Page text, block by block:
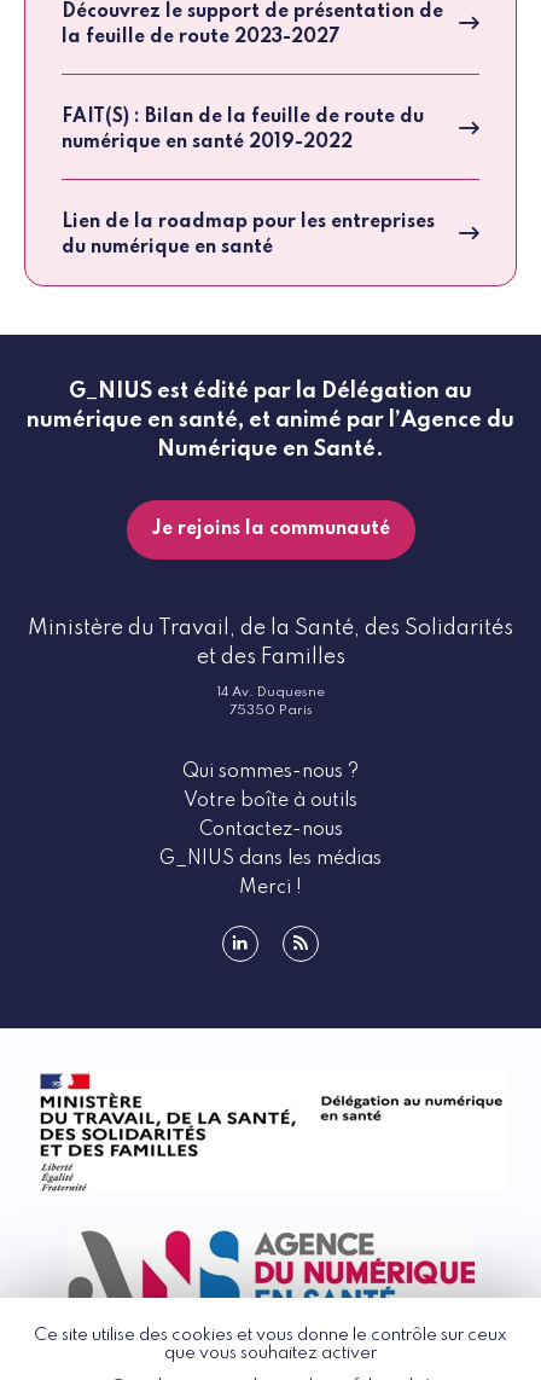
Ce site utilise des cookies et vous donne le contrôle sur ceux
que vous souhaitez activer
Découvrez le support de présentation de
la feuille de route 2023-2027
FAIT(S) : Bilan de la feuille de route du
numérique en santé 2019-2022
Lien de la roadmap pour les entreprises
du numérique en santé
G_NIUS est édité par la Délégation au
numérique en santé, et animé par l’Agence du
Numérique en Santé.
Je rejoins la communauté
Ministère du Travail, de la Santé, des Solidarités
et des Familles
14 Av. Duquesne
75350 Paris
Qui sommes-nous ?
Votre boîte à outils
Contactez-nous
G_NIUS dans les médias
Merci !